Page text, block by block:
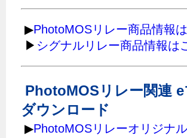
▶PhotoMOSリレー商品情報
▶ シグナルリレー商品情報は
PhotoMOSリレー関連 e
ダウンロード
▶PhotoMOSリレーオリジナ